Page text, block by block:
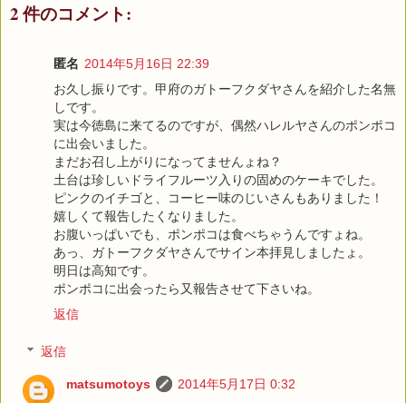
2 件のコメント:
匿名 2014年5月16日 22:39
お久し振りです。甲府のガトーフクダヤさんを紹介した名無
しです。
実は今徳島に来てるのですが、偶然ハレルヤさんのポンポコ
に出会いました。
まだお召し上がりになってませんょね？
土台は珍しいドライフルーツ入りの固めのケーキでした。
ピンクのイチゴと、コーヒー味のじいさんもありました！
嬉しくて報告したくなりました。
お腹いっぱいでも、ポンポコは食べちゃうんですょね。
あっ、ガトーフクダヤさんでサイン本拝見しましたょ。
明日は高知です。
ポンポコに出会ったら又報告させて下さいね。
返信
返信
matsumotoys
2014年5月17日 0:32